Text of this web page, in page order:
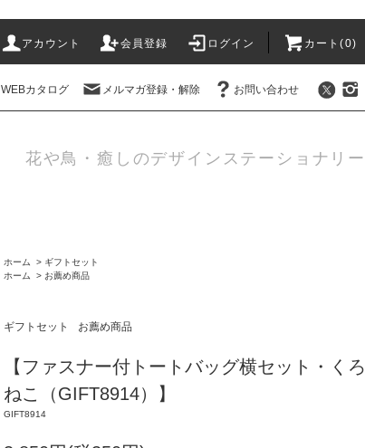
アカウント 会員登録 ログイン カート(0)
WEBカタログ メルマガ登録・解除 お問い合わせ
花や鳥・癒しのデザインステーショナリー
ホーム > ギフトセット
ホーム
> お薦め商品
ギフトセット お薦め商品
【ファスナー付トートバッグ横セット・くろ
ねこ（GIFT8914）】
GIFT8914